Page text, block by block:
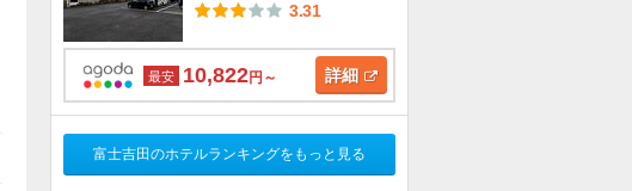
3.31
最安 10,822円～ 詳細
富士吉田のホテルランキングをもっと見る